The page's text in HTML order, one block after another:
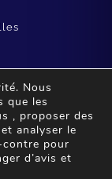
Nous
que les
, proposer des
analyser le
pour
d’avis et